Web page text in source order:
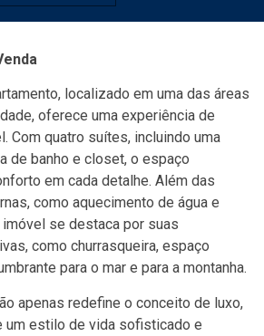
localizado em uma das áreas
oferece uma experiência de
Com quatro suítes, incluindo uma
de banho e closet, o espaço
em cada detalhe. Além das
como aquecimento de água e
se destaca por suas
como churrasqueira, espaço
para o mar e para a montanha.
apenas redefine o conceito de luxo,
um estilo de vida sofisticado e